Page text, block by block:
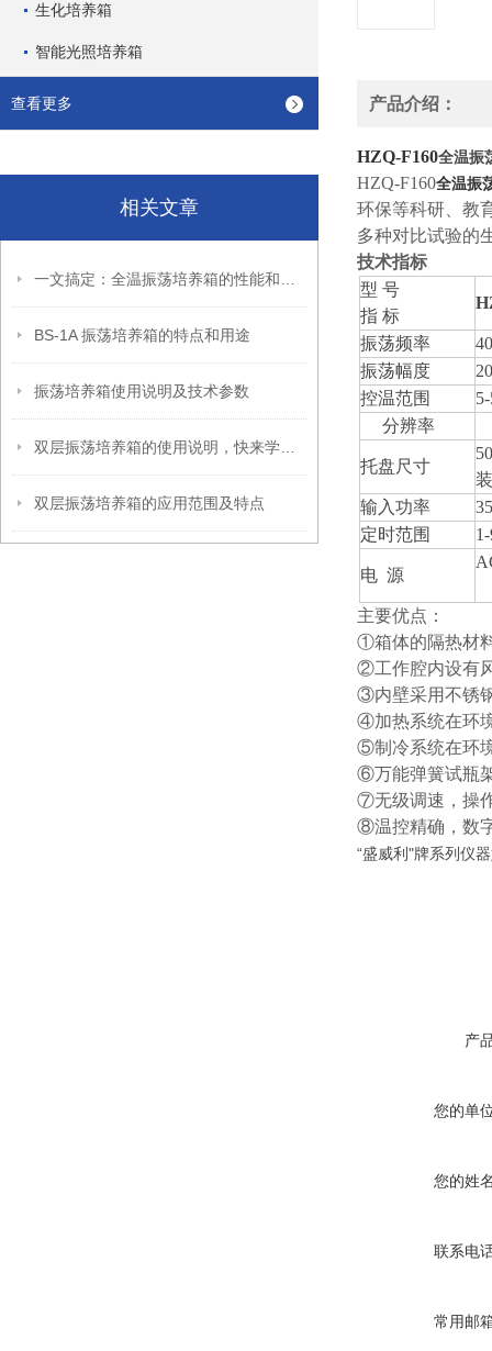
生化培养箱
智能光照培养箱
查看更多
相关文章
BS-1A 振荡培养箱的特点和用途
振荡培养箱使用说明及技术参数
双层振荡培养箱的应用范围及特点
产品介绍：
HZQ-F160全温振
HZQ-F160全温振
环保等科研、教
多种对比试验的
技术指标
型 号
指 标
振荡频率
振荡幅度
控温范围
分辨率
托盘尺寸
输入功率
定时范围
电 源
主要优点：
①箱体的隔热材
②工作腔内设有
③内壁采用不锈
④加热系统在环
⑤制冷系统在环
⑥万能弹簧试瓶
⑦无级调速
⑧温控精确，数
“盛威利"牌系列仪
产
您的单
您的姓
联系电
常用邮